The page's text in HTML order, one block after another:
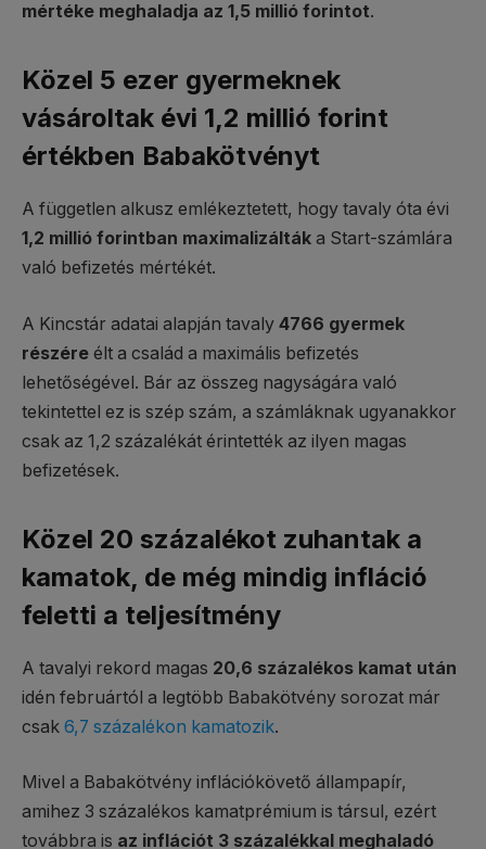
mértéke meghaladja az 1,5 millió forintot.
Közel 5 ezer gyermeknek
vásároltak évi 1,2 millió forint
értékben Babakötvényt
A független alkusz emlékeztetett, hogy tavaly óta évi
1,2 millió forintban maximalizálták a Start-számlára
való befizetés mértékét.
A Kincstár adatai alapján tavaly 4766 gyermek
részére élt a család a maximális befizetés
lehetőségével. Bár az összeg nagyságára való
tekintettel ez is szép szám, a számláknak ugyanakkor
csak az 1,2 százalékát érintették az ilyen magas
befizetések.
Közel 20 százalékot zuhantak a
kamatok, de még mindig infláció
feletti a teljesítmény
A tavalyi rekord magas 20,6 százalékos kamat után
idén februártól a legtöbb Babakötvény sorozat már
csak 6,7 százalékon kamatozik.
Mivel a Babakötvény inflációkövető állampapír,
amihez 3 százalékos kamatprémium is társul, ezért
továbbra is az inflációt 3 százalékkal meghaladó